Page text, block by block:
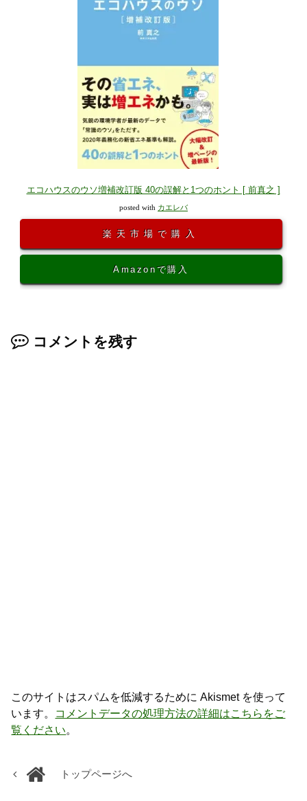
エコハウスのウソ増補改訂版 40の誤解と1つのホント [ 前真之 ]
posted with カエレバ
楽天市場で購入
Amazonで購入
コメントを残す
このサイトはスパムを低減するために Akismet を使って
います。 コメントデータの処理方法の詳細はこちらをご
覧ください。
トップページへ